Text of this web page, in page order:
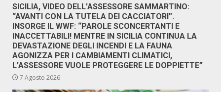
SICILIA, VIDEO DELL’ASSESSORE SAMMARTINO:
“AVANTI CON LA TUTELA DEI CACCIATORI”.
INSORGE IL WWF: “PAROLE SCONCERTANTI E
INACCETTABILI! MENTRE IN SICILIA CONTINUA LA
DEVASTAZIONE DEGLI INCENDI E LA FAUNA
AGONIZZA PER I CAMBIAMENTI CLIMATICI,
L’ASSESSORE VUOLE PROTEGGERE LE DOPPIETTE”
7 Agosto 2026